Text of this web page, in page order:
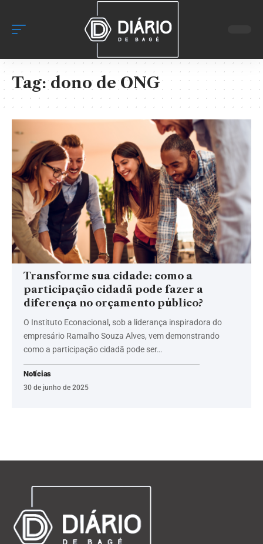
Tag:dono de ONG
Transforme sua cidade: como a
participação cidadã pode fazer a
diferença no orçamento público?
O Instituto Econacional, sob a liderança inspiradora do
empresário Ramalho Souza Alves, vem demonstrando
como a participação cidadã pode ser…
Notícias
30 de junho de 2025